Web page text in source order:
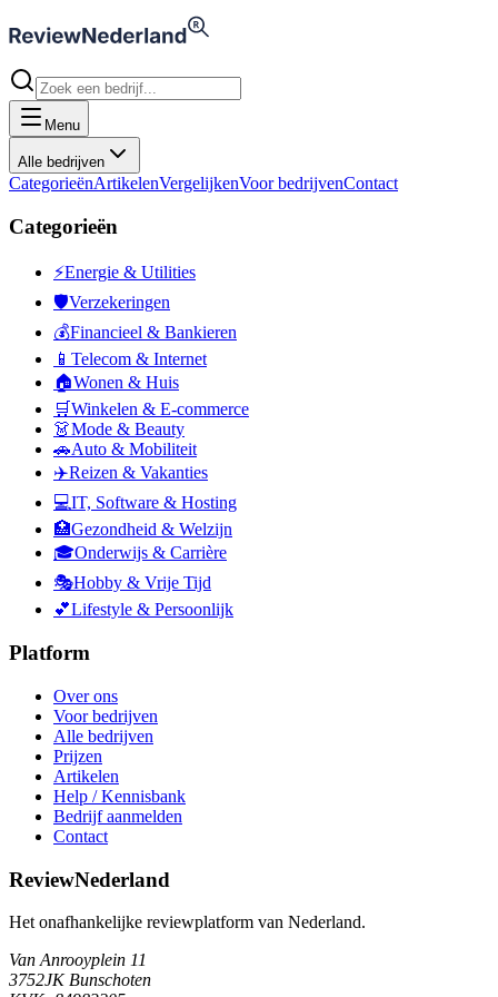
Menu
Alle bedrijven
CategorieënArtikelenVergelijkenVoor bedrijvenContact
Categorieën
⚡Energie & Utilities
🛡️Verzekeringen
💰Financieel & Bankieren
📱 Telecom & Internet
🏠Wonen & Huis
🛒Winkelen & E-commerce
👗Mode & Beauty
🚗Auto & Mobiliteit
✈️Reizen & Vakanties
💻IT, Software & Hosting
🏥Gezondheid & Welzijn
🎓Onderwijs & Carrière
🎭Hobby & Vrije Tijd
💕Lifestyle & Persoonlijk
Platform
Over ons
Voor bedrijven
Alle bedrijven
Prijzen
Artikelen
Help / Kennisbank
Bedrijf aanmelden
Contact
ReviewNederland
Het onafhankelijke reviewplatform van Nederland.
Van Anrooyplein 11
3752JK Bunschoten